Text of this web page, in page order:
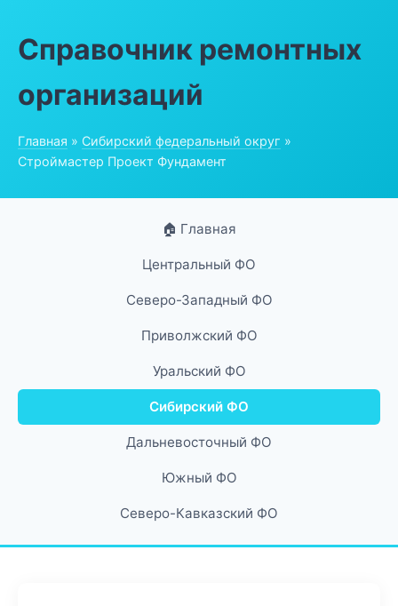
Справочник ремонтных
организаций
Главная » Сибирский федеральный округ »
Строймастер Проект Фундамент
🏠 Главная
Центральный ФО
Северо-Западный ФО
Приволжский ФО
Уральский ФО
Сибирский ФО
Дальневосточный ФО
Южный ФО
Северо-Кавказский ФО